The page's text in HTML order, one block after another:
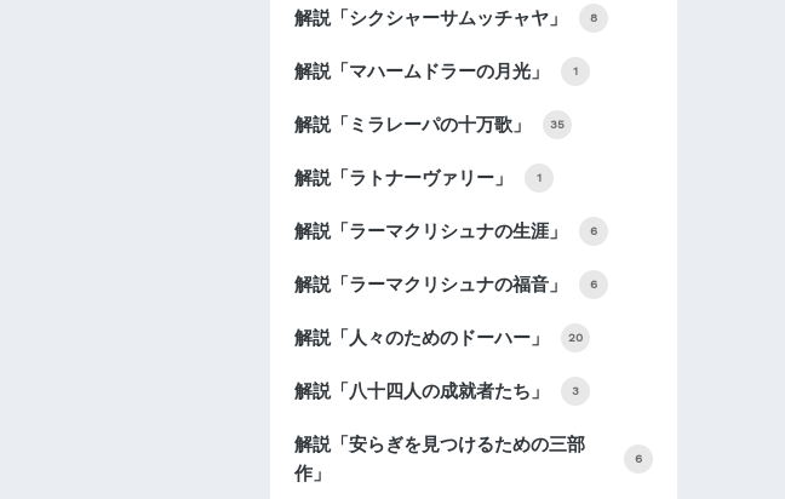
解説「シクシャーサムッチャヤ」 8
解説「マハームドラーの月光」 1
解説「ミラレーパの十万歌」 35
解説「ラトナーヴァリー」 1
解説「ラーマクリシュナの生涯」 6
解説「ラーマクリシュナの福音」 6
解説「人々のためのドーハー」 20
解説「八十四人の成就者たち」 3
解説「安らぎを見つけるための三部
作」
6